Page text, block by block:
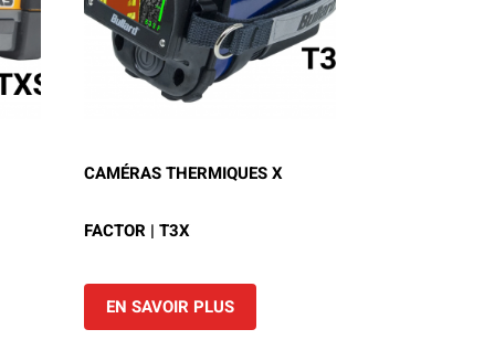
CAMÉRAS THERMIQUES X
FACTOR | T3X
EN SAVOIR PLUS